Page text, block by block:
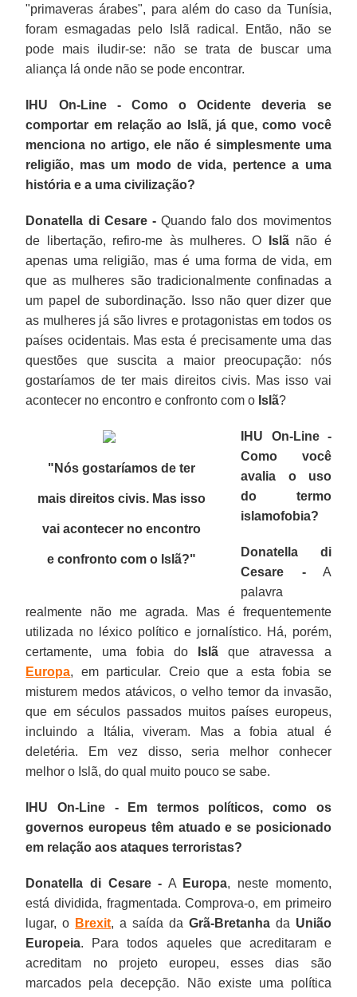
"primaveras árabes", para além do caso da Tunísia,
foram esmagadas pelo Islã radical. Então, não se
pode mais iludir-se: não se trata de buscar uma
aliança lá onde não se pode encontrar.
IHU On-Line - Como o Ocidente deveria se
comportar em relação ao Islã, já que, como você
menciona no artigo, ele não é simplesmente uma
religião, mas um modo de vida, pertence a uma
história e a uma civilização?
Donatella di Cesare -Quando falo dos movimentos
de libertação, refiro-me às mulheres. O
Islãnão é
apenas uma religião, mas é uma forma de vida, em
que as mulheres são tradicionalmente confinadas a
um papel de subordinação. Isso não quer dizer que
as mulheres já são livres e protagonistas em todos os
países ocidentais. Mas esta é precisamente uma das
questões que suscita a maior preocupação: nós
gostaríamos de ter mais direitos civis. Mas isso vai
acontecer no encontro e confronto com o Islã?
"Nós gostaríamos de ter
mais direitos civis. Mas isso
vai acontecer no encontro
e confronto com o Islã?"
IHU On-Line -
Como você
avalia o uso
do termo
islamofobia?
Donatella di
Cesare -A
palavra
realmente não me agrada. Mas é frequentemente
utilizada no léxico político e jornalístico. Há, porém,
certamente, uma fobia do
Islã que atravessa a
Europa, em particular. Creio que a esta fobia se
misturem medos atávicos, o velho temor da invasão,
que em séculos passados muitos países europeus,
incluindo a Itália, viveram. Mas a fobia atual é
deletéria. Em vez disso, seria melhor conhecer
melhor o Islã, do qual muito pouco se sabe.
IHU On-Line - Em termos políticos, como os
governos europeus têm atuado e se posicionado
em relação aos ataques terroristas?
Donatella di Cesare - A Europa, neste momento,
está dividida, fragmentada. Comprova-o, em primeiro
lugar, o Brexit, a saída da Grã-Bretanhada União
Europeia. Para todos aqueles que acreditaram e
acreditam no projeto europeu, esses dias são
marcados pela decepção. Não existe uma política